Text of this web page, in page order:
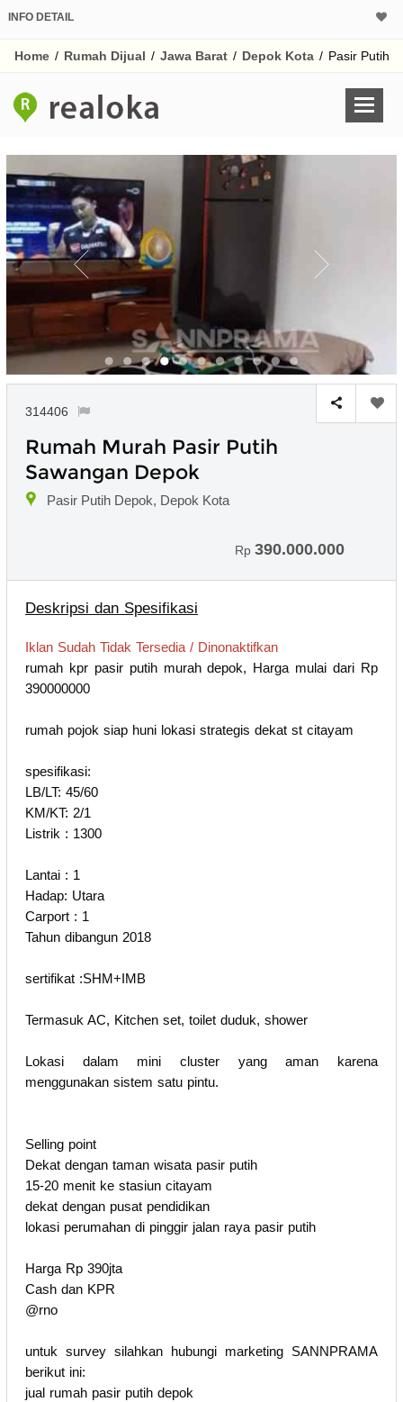
INFO DETAIL
Home / Rumah Dijual / Jawa Barat / Depok Kota / Pasir Putih
314406
Rumah Murah Pasir Putih
Sawangan Depok
Pasir Putih Depok, Depok Kota
Rp 390.000.000
Deskripsi dan Spesifikasi
Iklan Sudah Tidak Tersedia / Dinonaktifkan
rumah kpr pasir putih murah depok, Harga mulai dari Rp
390000000
rumah pojok siap huni lokasi strategis dekat st citayam
spesifikasi:
LB/LT: 45/60
KM/KT: 2/1
Listrik : 1300
Lantai : 1
Hadap: Utara
Carport : 1
Tahun dibangun 2018
sertifikat :SHM+IMB
Termasuk AC, Kitchen set, toilet duduk, shower
Lokasi dalam mini cluster yang aman karena
menggunakan sistem satu pintu.
Selling point
Dekat dengan taman wisata pasir putih
15-20 menit ke stasiun citayam
dekat dengan pusat pendidikan
lokasi perumahan di pinggir jalan raya pasir putih
Harga Rp 390jta
Cash dan KPR
@rno
untuk survey silahkan hubungi marketing SANNPRAMA
berikut ini:
jual rumah pasir putih depok
Harga Rp
Untuk hasil simulasi
pada kotak-